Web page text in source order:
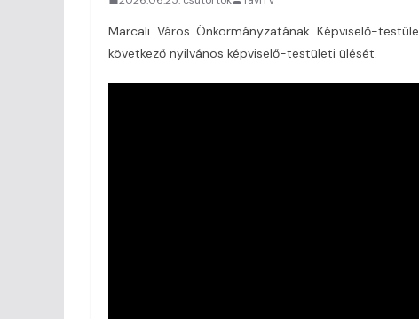
Marcali Város Önkormányzatának Képviselő-
következő nyilvános képviselő-testületi ülését.